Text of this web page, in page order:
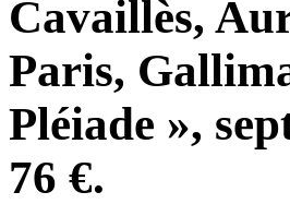
Cavaillès,
Paris,
Pléiade »,
76 €.